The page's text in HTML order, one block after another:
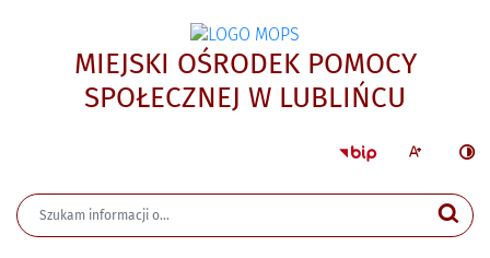
MIEJSKI OŚRODEK POMOCY
SPOŁECZNEJ W LUBLIŃCU
StronaWiększa
Wyszukiwarka